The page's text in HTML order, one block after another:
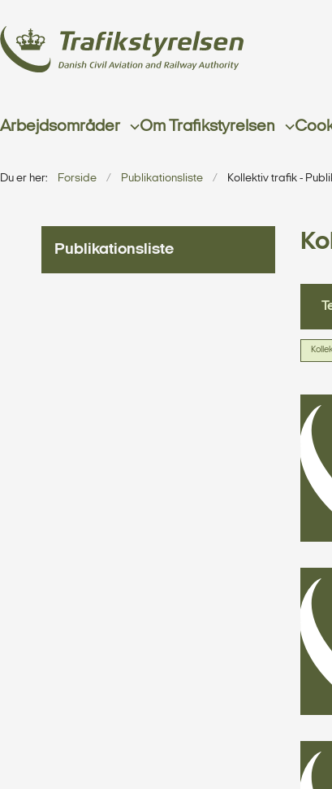
Arbejdsområder Om Trafikstyrelsen
Du er her: Forside Publikationsliste Kollektiv trafik -
Publikationsliste